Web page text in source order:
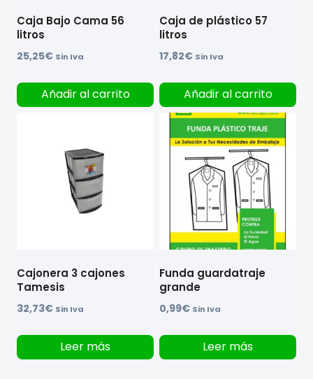
Caja Bajo Cama 56
litros
25,25€ Sin Iva
Añadir al carrito
Caja de plástico 57
litros
17,82€ Sin Iva
Añadir al carrito
Cajonera 3 cajones
Tamesis
32,73€ Sin Iva
Leer más
Funda guardatraje
grande
0,99€ Sin Iva
Leer más